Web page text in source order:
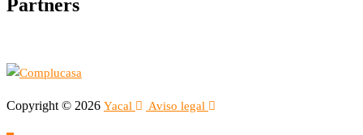
Partners
Copyright © 2026 Yacal Aviso legal